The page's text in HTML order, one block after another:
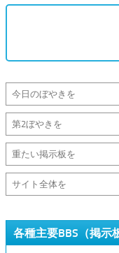
各種主要BBS（掲示